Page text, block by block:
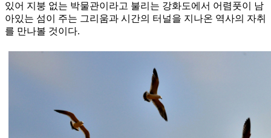
있어 지붕 없는 박물관이라고 불리는 강화도에서 어렴풋이 남
아있는 섬이 주는 그리움과 시간의 터널을 지나온 역사의 자취
를 만나볼 것이다.